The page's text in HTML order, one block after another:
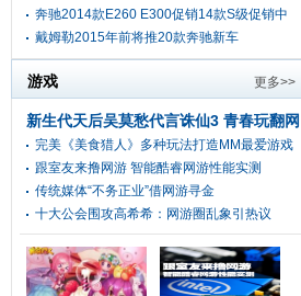
奔驰2014款E260 E300促销14款S级促销中
戴姆勒2015年前将推20款奔驰新车
游戏 更多>>
新生代天后吴莫愁代言诛仙3 青春玩翻网
游传统[头条]
完美《美食猎人》多种玩法打造MM最爱游戏
跟室友来撸网游 智能酷睿网游性能实测
传统媒体“不务正业”借网游寻金
十大公会围攻高希希：网游圈乱象引热议